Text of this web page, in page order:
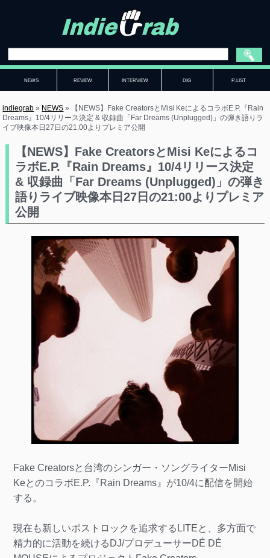
NEWS REVIEW INTERVIEW DIG P-LIST
indiegrab » NEWS »
【NEWS】Fake CreatorsとMisi KeによるコラボE.P.『Rain
Dreams』10/4リリース決定 & 収録曲「Far Dreams (Unplugged)」の弾き語りラ
イブ映像本日27日の21:00よりプレミア公開
【NEWS】Fake CreatorsとMisi Keによるコ
ラボE.P.『Rain Dreams』10/4リリース決定
& 収録曲「Far Dreams (Unplugged)」の弾き
語りライブ映像本日27日の21:00よりプレミア
公開
Fake Creatorsと台湾のシンガー・ソングライターMisi
KeとのコラボE.P.『Rain Dreams』が10/4に配信を開始
する。
現在も新しいポストロックを追求するLITEと、多方面で
精力的に活動を続けるDJ/プロデューサーDÉ DÉ